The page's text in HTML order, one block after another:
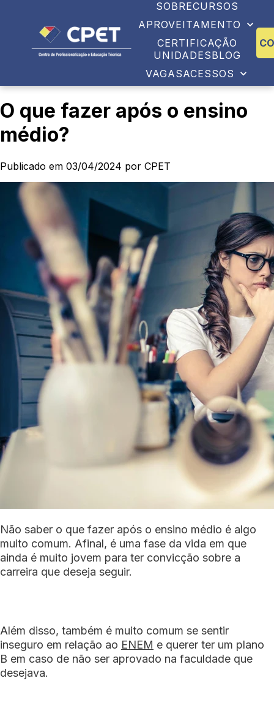
SOBRECURSOS
APROVEITAMENTO
CERTIFICAÇÃO
UNIDADESBLOG
VAGASACESSOS
O que fazer após o ensino
médio?
Publicado em 03/04/2024 por CPET
Não saber o que fazer após o ensino médio é algo
muito comum. Afinal, é uma fase da vida em que
ainda é muito jovem para ter convicção sobre a
carreira que deseja seguir.
Além disso, também é muito comum se sentir
inseguro em relação ao ENEM e querer ter um plano
B em caso de não ser aprovado na faculdade que
desejava.